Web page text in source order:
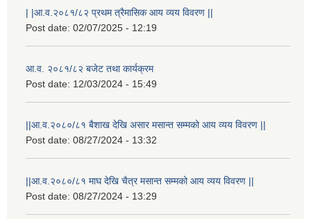
| |आ.व.२०८१/८२ प्रथम त्रैमासिक आय व्यय विवरण ||
Post date: 02/07/2025 - 12:19
आ.व. २०८१/८२ बजेट तथा कार्यक्रम
Post date: 12/03/2024 - 15:49
||आ.व.२०८०/८१ बैशाख देखि असार मसान्त सम्मको आय व्यय विवरण ||
Post date: 08/27/2024 - 13:32
||आ.व.२०८०/८१ माघ देखि चैत्र मसान्त सम्मको आय व्यय विवरण ||
Post date: 08/27/2024 - 13:29